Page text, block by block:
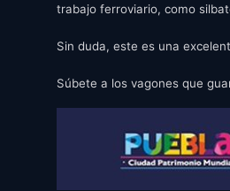
trabajo ferroviario, como
Sin duda, este es una
Súbete a los vagones que